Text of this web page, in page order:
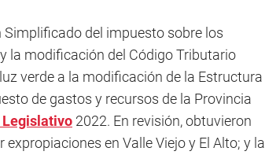
Simplificado del impuesto sobre los
la modificación del Código Tributario
verde a la modificación de la Estructura
de gastos y recursos de la Provincia
Legislativo 2022. En revisión, obtuvieron
en Valle Viejo y El Alto; y la